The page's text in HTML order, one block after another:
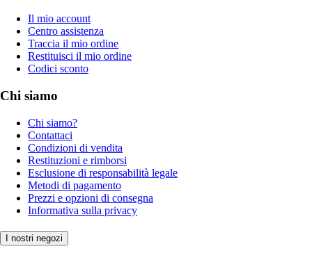
Il mio account
Centro assistenza
Traccia il mio ordine
Restituisci il mio ordine
Codici sconto
Chi siamo
Chi siamo?
Contattaci
Condizioni di vendita
Restituzioni e rimborsi
Esclusione di responsabilità legale
Metodi di pagamento
Prezzi e opzioni di consegna
Informativa sulla privacy
I nostri negozi